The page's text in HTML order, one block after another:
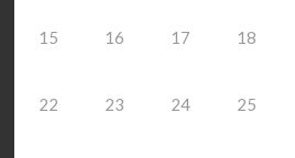
15 16 17 18
22 23 24 25